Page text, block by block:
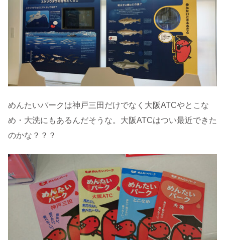
めんたいパークは神戸三田だけでなく大阪ATCやとこな
め・大洗にもあるんだそうな。大阪ATCはつい最近できた
のかな？？？